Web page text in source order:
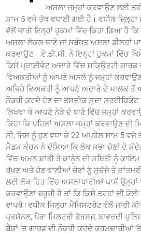
ਅਸਲਾ ਜਮ੍ਹਾਂ ਕਰਵਾਉਣ ਲਈ
ਸ਼ਾਮ 5 ਵਜੇ ਤੱਕ ਵਧਾਈ ਗਈ ਹੈ। ਵਧੀਕ
ਵੱਲੋਂ ਜਾਰੀ ਇਨ੍ਹਾਂ ਹੁਕਮਾਂ ਵਿੱਚ ਕਿਹਾ ਗਿਆ ਹੈ
ਅਸਲਾ ਲੋਕਲ ਥਾਣੇ ਜਾਂ ਸਬੰਧਤ ਅਸਲਾ ਡੀਲਰਾਂ
ਕਰਵਾਉਣ। ਏ.ਡੀ.ਸੀ. ਨੇ ਇਨ੍ਹਾਂ ਹੁਕਮਾਂ ਵਿੱਚ
ਕਿਸੇ ਪ੍ਰਾਈਵੇਟ ਅਦਾਰੇ ਵਿੱਚ ਸਕਿਉਰਟੀ ਗਾਰਡ
ਵਿਅਕਤੀਆਂ ਨੂੰ ਆਪਣੇ ਅਸਲੇ ਨੂੰ ਜਮ੍ਹਾਂ
ਅਜਿਹੇ ਵਿਅਕਤੀ ਨੂੰ ਆਪਣੇ ਅਦਾਰੇ ਦੇ ਮਾਲਕ ਤੋਂ
ਨੌਕਰੀ ਕਰਦੇ ਹੋਣ ਦਾ ਤਸਦੀਕ ਸੁਦਾ
ਲਿਖਵਾ ਕੇ ਆਪਣੇ ਨੇੜੇ ਦੇ ਥਾਣੇ ਵਿੱਚ ਜਮ੍ਹਾਂ
ਕਿਹਾ ਕਿ ਪਹਿਲਾਂ ਅਸਲਾ ਜਮ੍ਹਾਂ ਕਰਵਾਉਣ ਦੀ
ਸੀ, ਜਿਸ ਨੂੰ ਹੁਣ ਵਧਾ ਕੇ 22 ਅਪ੍ਰੈਲ ਸ਼ਾਮ 5 ਵਜੇ
ਮੈਡਮ ਕੰਚਨ ਨੇ ਦੱਸਿਆ ਕਿ ਲੋਕ ਸਭਾ ਚੋਣਾਂ ਦੇ
ਵਿੱਚ ਅਮਨ ਸ਼ਾਂਤੀ ਤੇ ਕਾਨੂੰਨ ਦੀ ਸਥਿਤੀ ਨੂੰ
ਰੱਖਣ ਅਤੇ ਹੋਣ ਵਾਲੀਆਂ ਚੋਣਾਂ ਨੂੰ ਸੁਚੱਜੇ ਤੇ
ਲਈ ਲੋਕ ਹਿਤ ਵਿੱਚ ਅਸਲਾਧਾਰੀਆਂ ਪਾਸੋਂ
ਕਰਵਾਉਣਾ ਜ਼ਰੂਰੀ ਹੈ ਤਾਂ ਕਿ ਕਿਸੇ ਤਰ੍ਹਾਂ ਦੀ
ਵਾਪਰੇ।ਵਧੀਕ ਜ਼ਿਲ੍ਹਾ ਮੈਜਿਸਟਰੇਟ ਵੱਲੋਂ ਜਾਰੀ
ਪ੍ਰਸੋਨਲ, ਪੈਰਾ ਮਿਲਟਰੀ ਫੋਰਸਜ, ਬਾਵਰਦੀ
ਬੈਂਕਾਂ ‘ਚ ਗਾਰਡ ਦੀ ਨੌਕਰੀ ਕਰਦੇ ਕਰਮਚਾਰੀਆਂ